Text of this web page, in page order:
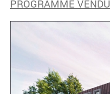
PROGRAMME VENDU